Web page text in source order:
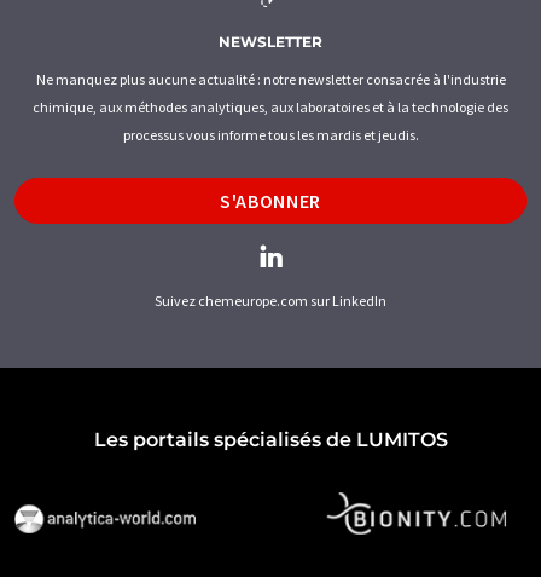
NEWSLETTER
Ne manquez plus aucune actualité : notre newsletter consacrée à l'industrie
chimique, aux méthodes analytiques, aux laboratoires et à la technologie des
processus vous informe tous les mardis et jeudis.
S'ABONNER
Suivez chemeurope.com sur LinkedIn
Les portails spécialisés de LUMITOS